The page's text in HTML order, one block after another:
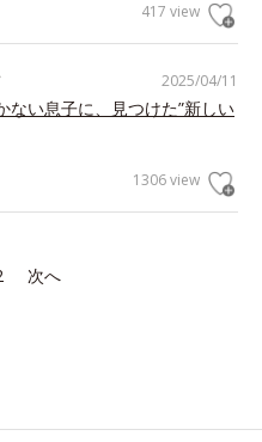
417 view
2025/04/11
ない息子に、見つけた”新しい
1306 view
次へ